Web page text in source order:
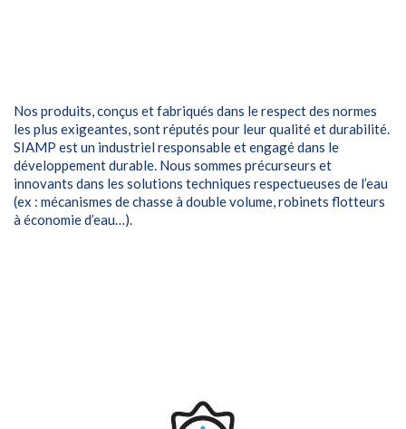
Nos produits, conçus et fabriqués dans le respect des normes
les plus exigeantes, sont réputés pour leur qualité et durabilité.
SIAMP est un industriel responsable et engagé dans le
développement durable. Nous sommes précurseurs et
innovants dans les solutions techniques respectueuses de l’eau
(ex : mécanismes de chasse à double volume, robinets flotteurs
à économie d’eau…).